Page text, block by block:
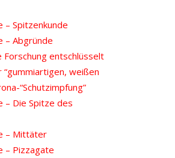
– Spitzenkunde
– Abgründe
Forschung entschlüsselt
“gummiartigen, weißen
“Schutzimpfung”
– Die Spitze des
– Mittäter
– Pizzagate